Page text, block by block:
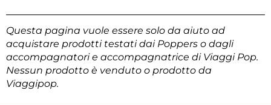
Questa pagina vuole essere solo da aiuto ad
acquistare prodotti testati dai Poppers o dagli
accompagnatori e accompagnatrice di Viaggi Pop.
Nessun prodotto è venduto o prodotto da
Viaggipop.